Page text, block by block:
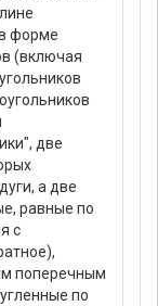
форме
(включая
две
а две
равные по
с
поперечным
по